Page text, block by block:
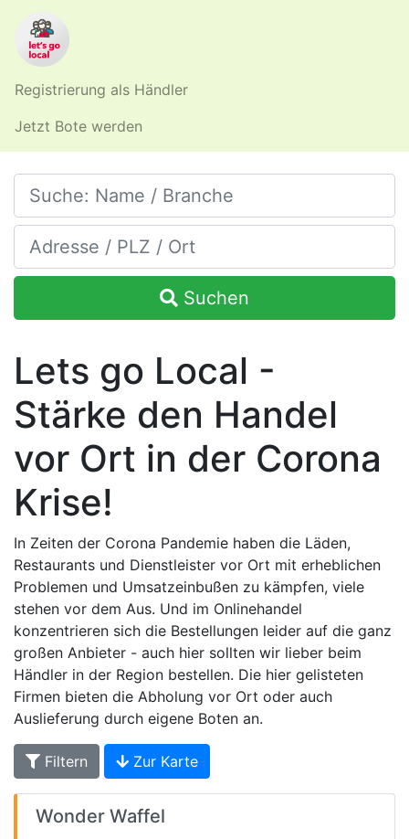
Registrierung als Händler
Jetzt Bote werden
Suchen
Lets go Local -
Stärke den Handel
vor Ort in der Corona
Krise!
In Zeiten der Corona Pandemie haben die Läden,
Restaurants und Dienstleister vor Ort mit erheblichen
Problemen und Umsatzeinbußen zu kämpfen, viele
stehen vor dem Aus. Und im Onlinehandel
konzentrieren sich die Bestellungen leider auf die ganz
großen Anbieter - auch hier sollten wir lieber beim
Händler in der Region bestellen. Die hier gelisteten
Firmen bieten die Abholung vor Ort oder auch
Auslieferung durch eigene Boten an.
Filtern Zur Karte
Wonder Waffel